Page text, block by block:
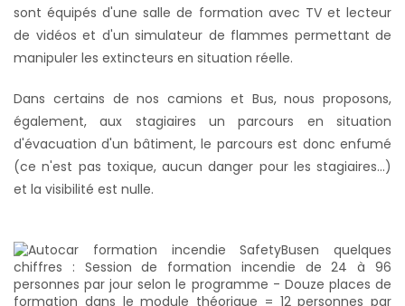
sont équipés d'une salle de formation avec TV et lecteur
de vidéos et d'un simulateur de flammes permettant de
manipuler les extincteurs en situation réelle.
Dans certains de nos camions et Bus, nous proposons,
également, aux stagiaires un parcours en situation
d'évacuation d'un bâtiment, le parcours est donc enfumé
(ce n'est pas toxique, aucun danger pour les stagiaires...)
et la visibilité est nulle.